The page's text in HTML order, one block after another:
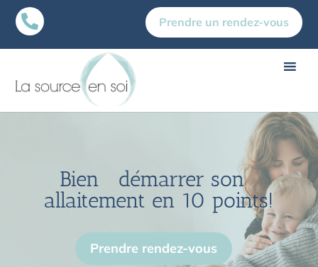
 Prendre un rendez-vous
Bien démarrer son
allaitement en 10 points!
Prendre rendez-vous